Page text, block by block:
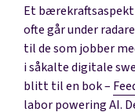
Et
ofte går under
til de som jobber
i såkalte digitale
blitt til en bok –
labor powering AI.